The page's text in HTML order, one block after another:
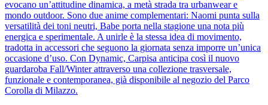
evocano un’attitudine dinamica, a metà strada tra urbanwear e
mondo outdoor. Sono due anime complementari: Naomi punta sulla
versatilità dei toni neutri, Babe porta nella stagione una nota più
energica e sperimentale. A unirle è la stessa idea di movimento,
tradotta in accessori che seguono la giornata senza imporre un’unica
occasione d’uso. Con Dynamic, Carpisa anticipa così il nuovo
guardaroba Fall/Winter attraverso una collezione trasversale,
funzionale e contemporanea, già disponibile al negozio del Parco
Corolla di Milazzo.